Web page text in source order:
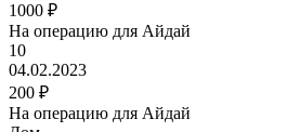
1000 ₽
На операцию для Айдай
10
04.02.2023
200 ₽
На операцию для Айдай